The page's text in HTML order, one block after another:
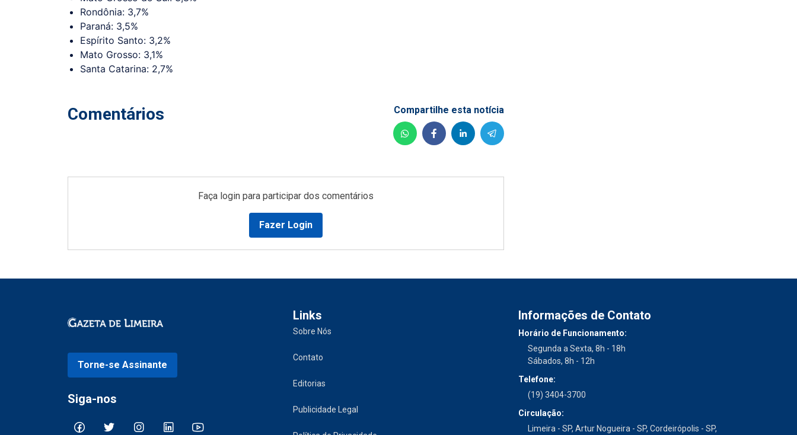
Rondônia: 3,7%
Paraná: 3,5%
Espírito Santo: 3,2%
Mato Grosso: 3,1%
Santa Catarina: 2,7%
Comentários Compartilhe esta notícia
Faça login para participar dos comentários
Fazer Login
Torne-se Assinante
Siga-nos
Links
Sobre Nós
Contato
Editorias
Publicidade Legal
Informações de Contato
Horário de Funcionamento:
Segunda a Sexta, 8h - 18h
Sábados, 8h - 12h
Telefone:
(19) 3404-3700
Circulação:
Limeira - SP, Artur Nogueira - SP, Cordeirópolis - SP,